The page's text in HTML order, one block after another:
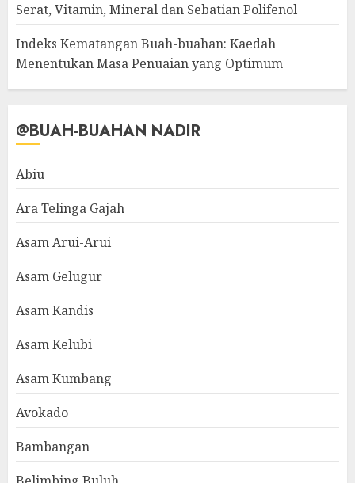
Serat, Vitamin, Mineral dan Sebatian Polifenol
Indeks Kematangan Buah-buahan: Kaedah
Menentukan Masa Penuaian yang Optimum
@BUAH-BUAHAN NADIR
Abiu
Ara Telinga Gajah
Asam Arui-Arui
Asam Gelugur
Asam Kandis
Asam Kelubi
Asam Kumbang
Avokado
Bambangan